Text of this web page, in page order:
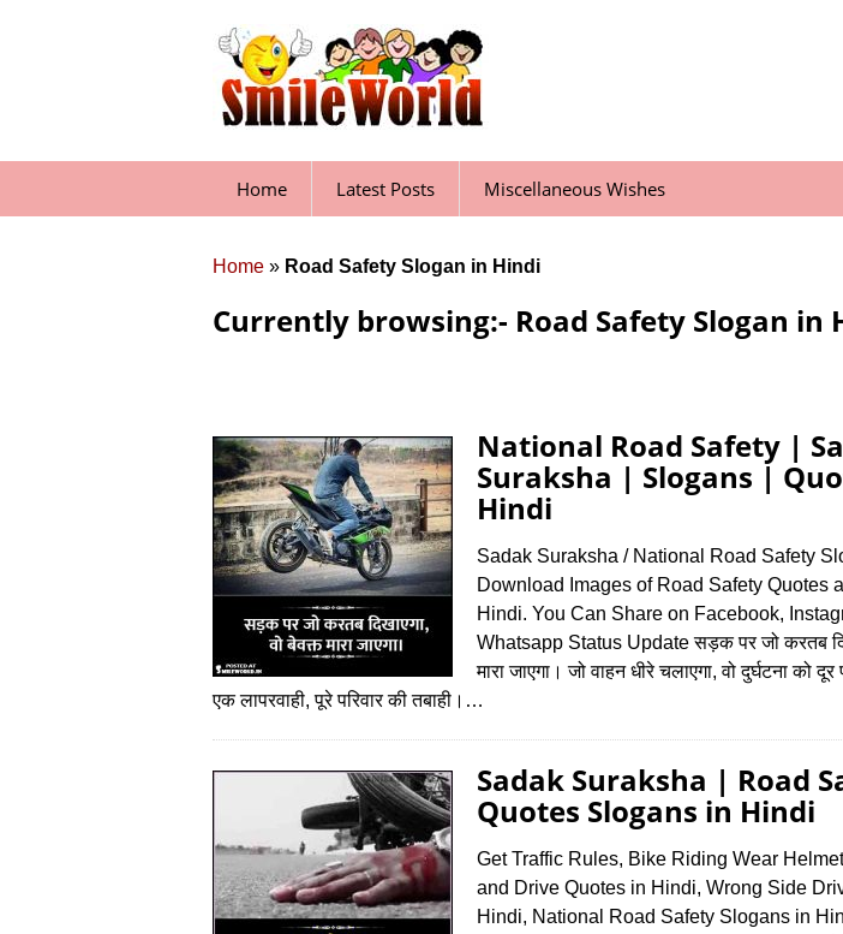
Home Latest Posts Miscellaneous Wishes
Home » Road Safety Slogan in Hindi
Currently browsing:- Road Safety Slogan in
National Road Safety |
Suraksha | Slogans |
Hindi
Sadak Suraksha / National Road Safety
Download Images of Road Safety Quotes
Hindi. You Can Share on Facebook,
Whatsapp Status Update सड़क पर जो करतब
मारा जाएगा। जो वाहन धीरे चलाएगा, वो दुर्घटना को
एक लापरवाही, पूरे परिवार की तबाही।…
Sadak Suraksha | Road
Quotes Slogans in Hindi
Get Traffic Rules, Bike Riding Wear
and Drive Quotes in Hindi, Wrong Side
Hindi, National Road Safety Slogans in